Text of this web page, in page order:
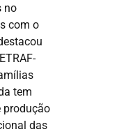
no
com o
tem
produção
das